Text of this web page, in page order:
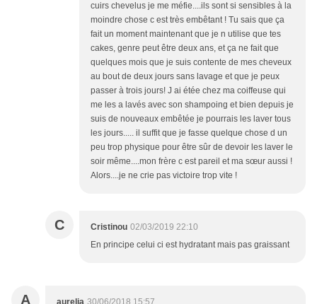
cuirs chevelus je me méfie....ils sont si sensibles à la
moindre chose c est très embêtant ! Tu sais que ça
fait un moment maintenant que je n utilise que tes
cakes, genre peut être deux ans, et ça ne fait que
quelques mois que je suis contente de mes cheveux
au bout de deux jours sans lavage et que je peux
passer à trois jours! J ai étée chez ma coiffeuse qui
me les a lavés avec son shampoing et bien depuis je
suis de nouveaux embêtée je pourrais les laver tous
les jours..... il suffit que je fasse quelque chose d un
peu trop physique pour être sûr de devoir les laver le
soir même....mon frère c est pareil et ma sœur aussi !
Alors....je ne crie pas victoire trop vite !
C Cristinou 02/03/2019 22:10
En principe celui ci est hydratant mais pas graissant
A aurelia 30/06/2018 15:57